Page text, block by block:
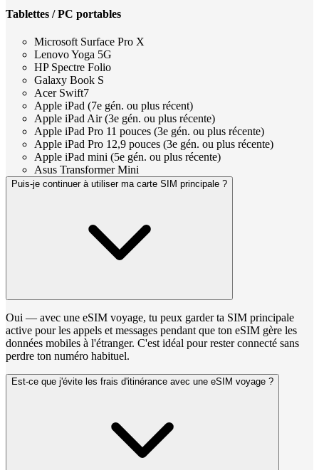
Tablettes / PC portables
Microsoft Surface Pro X
Lenovo Yoga 5G
HP Spectre Folio
Galaxy Book S
Acer Swift7
Apple iPad (7e gén. ou plus récent)
Apple iPad Air (3e gén. ou plus récente)
Apple iPad Pro 11 pouces (3e gén. ou plus récente)
Apple iPad Pro 12,9 pouces (3e gén. ou plus récente)
Apple iPad mini (5e gén. ou plus récente)
Asus Transformer Mini
Puis-je continuer à utiliser ma carte SIM principale ?
Oui — avec une eSIM voyage, tu peux garder ta SIM principale
active pour les appels et messages pendant que ton eSIM gère les
données mobiles à l'étranger. C'est idéal pour rester connecté sans
perdre ton numéro habituel.
Est-ce que j'évite les frais d'itinérance avec une eSIM voyage ?